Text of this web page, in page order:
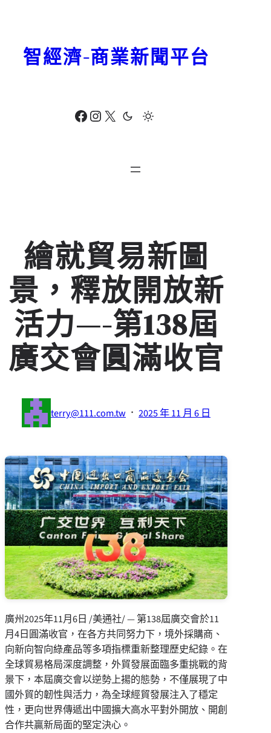
Facebook Instagram X
智經濟-商業新聞平台
繪就貿易新圖
景，釋放開放新
活力—-第138屆
廣交會圓滿收官
terry@111.com.tw · 2025 年 11 月 6 日
廣州2025年11月6日 /美通社/ — 第138屆廣交會於11
月4日圓滿收官，在各方共同努力下，境外採購商、
向新向智向綠產品等多項指標重新整理歷史紀錄。在
全球貿易格局深度調整，外貿發展面臨多重挑戰的背
景下，本屆廣交會以逆勢上揚的態勢，不僅展現了中
國外貿的韌性與活力，為全球經貿發展注入了穩定
性，更向世界傳遞出中國擴大高水平對外開放、開創
合作共贏新局面的堅定決心。